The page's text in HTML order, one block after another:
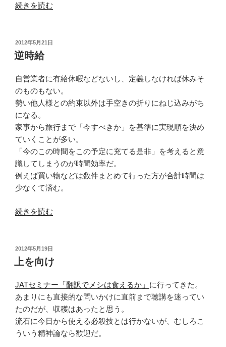
“一
侮
る
か
れ”
の
続きを読む
投
稿
日:
2012年5月21日
逆時給
自営業者に有給休暇などないし、定義しなければ休みそ
のものもない。
勢い他人様との約束以外は手空きの折りにねじ込みがち
になる。
家事から旅行まで「今すべきか」を基準に実現順を決め
ていくことが多い。
「今のこの時間をこの予定に充てる是非」を考えると意
識してしまうのが時間効率だ。
例えば買い物などは数件まとめて行った方が合計時間は
少なくて済む。
“逆
の
続きを読む
投
稿
日:
2012年5月19日
上を向け
JATセミナー「翻訳でメシは食えるか」 に行ってきた。
あまりにも直接的な問いかけに直前まで聴講を迷ってい
たのだが、収穫はあったと思う。
流石に今日から使える必殺技とは行かないが、むしろこ
ういう精神論なら歓迎だ。